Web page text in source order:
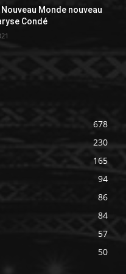
Nouveau Monde nouveau
Condé
678
230
165
94
86
84
57
50